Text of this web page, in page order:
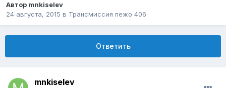
Автор mnkiselev
24 августа, 2015 в Трансмиссия пежо 406
Ответить
mnkiselev